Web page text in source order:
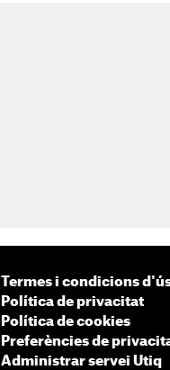
Termes i condicions
Política de privacitat
Política de cookies
Preferències de
Administrar servei Utiq